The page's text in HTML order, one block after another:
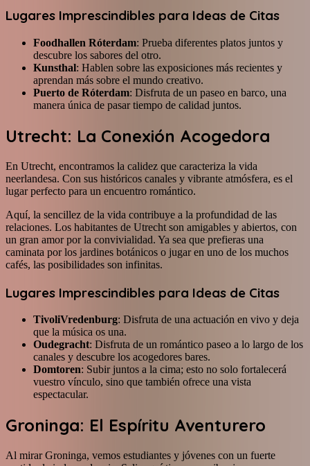
Lugares Imprescindibles para Ideas de Citas
Foodhallen Róterdam: Prueba diferentes platos juntos y
descubre los sabores del otro.
Kunsthal: Hablen sobre las exposiciones más recientes y
aprendan más sobre el mundo creativo.
Puerto de Róterdam: Disfruta de un paseo en barco, una
manera única de pasar tiempo de calidad juntos.
Utrecht: La Conexión Acogedora
En Utrecht, encontramos la calidez que caracteriza la vida
neerlandesa. Con sus históricos canales y vibrante atmósfera, es el
lugar perfecto para un encuentro romántico.
Aquí, la sencillez de la vida contribuye a la profundidad de las
relaciones. Los habitantes de Utrecht son amigables y abiertos, con
un gran amor por la convivialidad. Ya sea que prefieras una
caminata por los jardines botánicos o jugar en uno de los muchos
cafés, las posibilidades son infinitas.
Lugares Imprescindibles para Ideas de Citas
TivoliVredenburg: Disfruta de una actuación en vivo y deja
que la música os una.
Oudegracht: Disfruta de un romántico paseo a lo largo de los
canales y descubre los acogedores bares.
Domtoren: Subir juntos a la cima; esto no solo fortalecerá
vuestro vínculo, sino que también ofrece una vista
espectacular.
Groninga: El Espíritu Aventurero
Al mirar Groninga, vemos estudiantes y jóvenes con un fuerte